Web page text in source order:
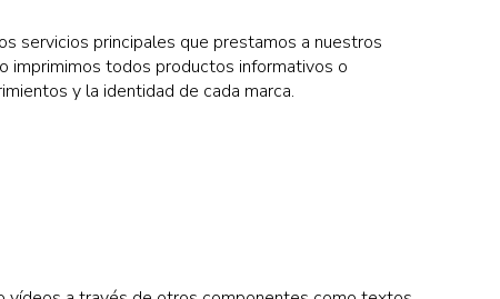
servicios principales que prestamos a nuestros
imprimimos todos productos informativos o
y la identidad de cada marca.